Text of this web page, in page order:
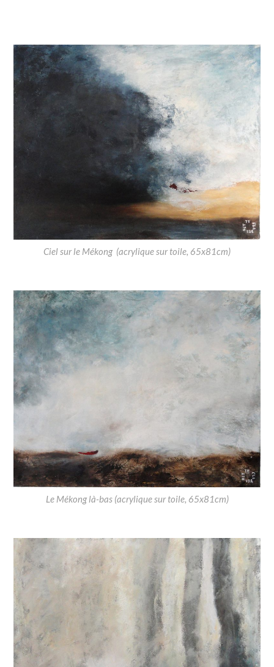
Ciel sur le Mékong (acrylique sur toile, 65x81cm)
Le Mékong là-bas (acrylique sur toile, 65x81cm)